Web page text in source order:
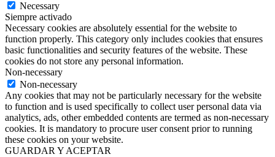
Necessary
Siempre activado
Necessary cookies are absolutely essential for the website to
function properly. This category only includes cookies that ensures
basic functionalities and security features of the website. These
cookies do not store any personal information.
Non-necessary
Non-necessary
Any cookies that may not be particularly necessary for the website
to function and is used specifically to collect user personal data via
analytics, ads, other embedded contents are termed as non-necessary
cookies. It is mandatory to procure user consent prior to running
these cookies on your website.
GUARDAR Y ACEPTAR